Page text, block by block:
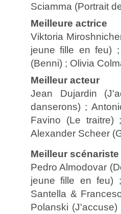
Sciamma (Portrait
Meilleure actrice
Viktoria
jeune fille en feu)
(Benni) ; Olivia
Meilleur acteur
Jean Dujardin
danserons) ;
Favino (Le
Alexander Scheer
Meilleur scénariste
Pedro Almodovar
jeune fille en feu)
Santella &
Polanski